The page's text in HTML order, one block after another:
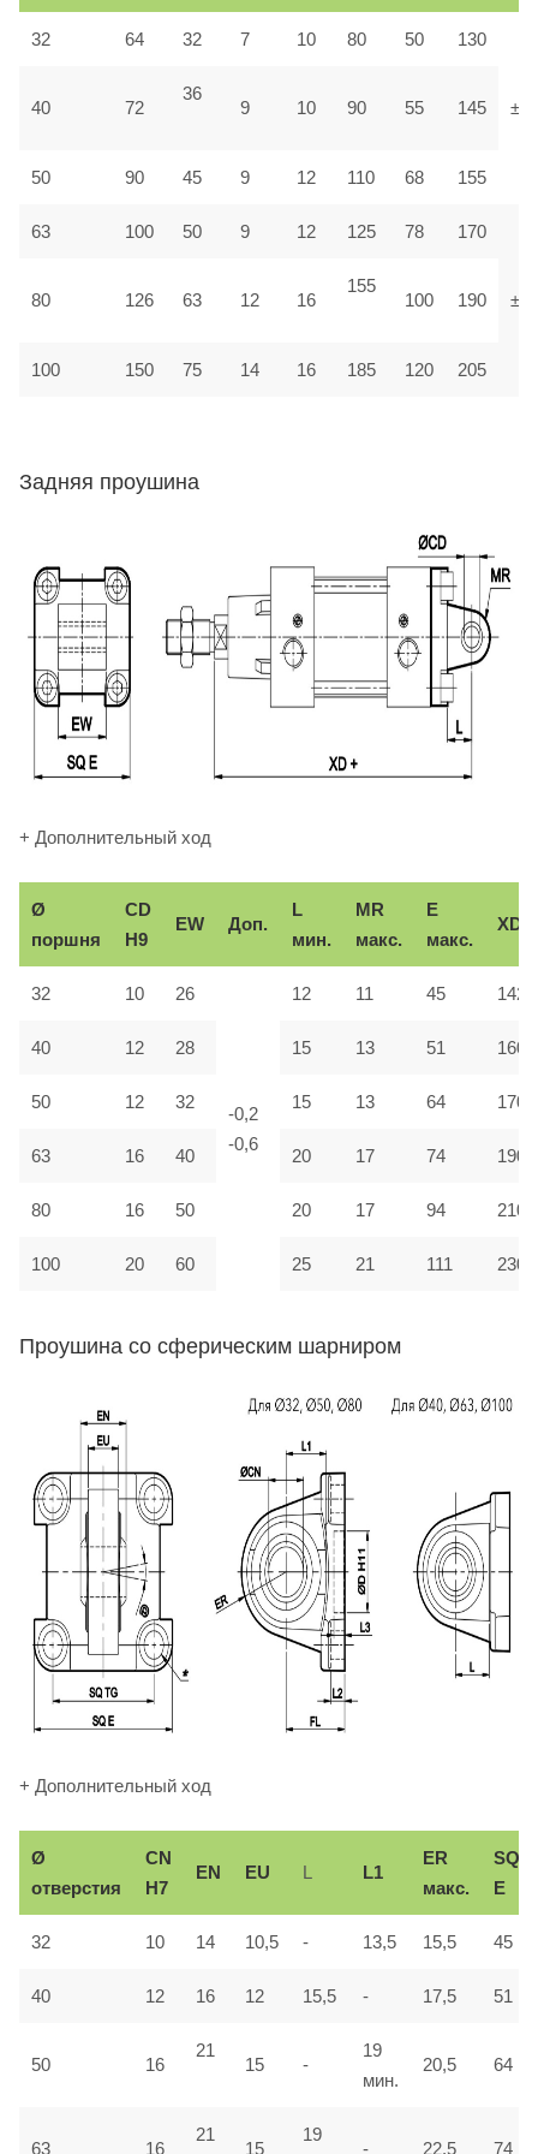
32 64 32 7 10 80 50 130
40 72
36
9 10 90 55 145
50 90 45 9 12 110 68 155
63 100 50 9 12 125 78 170
80 126 63 12 16
155
100 190
100 150 75 14 16 185 120 205
Задняя проушина
+ Дополнительный ход
Ø
поршня
CD
H9
EW Доп.
L
мин.
MR
макс.
E
макс.
XD
32 10 26
-0,2
-0,6
12 11 45 142
40 12 28 15 13 51 160
50 12 32 15 13 64 170
63 16 40 20 17 74 190
80 16 50 20 17 94 210
100 20 60 25 21 111 230
Проушина со сферическим шарниром
+ Дополнительный ход
Ø
отверстия
СN
H7
EN EU L L1
ER
макс.
SQ
E
32 10 14 10,5 - 13,5 15,5 45
40 12 16 12 15,5 - 17,5 51
50 16
21
15 -
19
мин.
20,5 64
63 16
21
15
19
- 22,5 74